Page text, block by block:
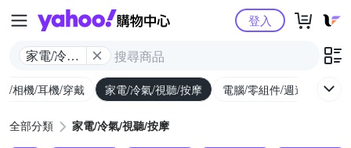
Yahoo購物中心
家電/冷氣/
登入
/相機/耳機/穿戴 家電/冷氣/視聽/按摩 電腦/零組件/週邊/遊戲
全部分類 家電/冷氣/視聽/按摩